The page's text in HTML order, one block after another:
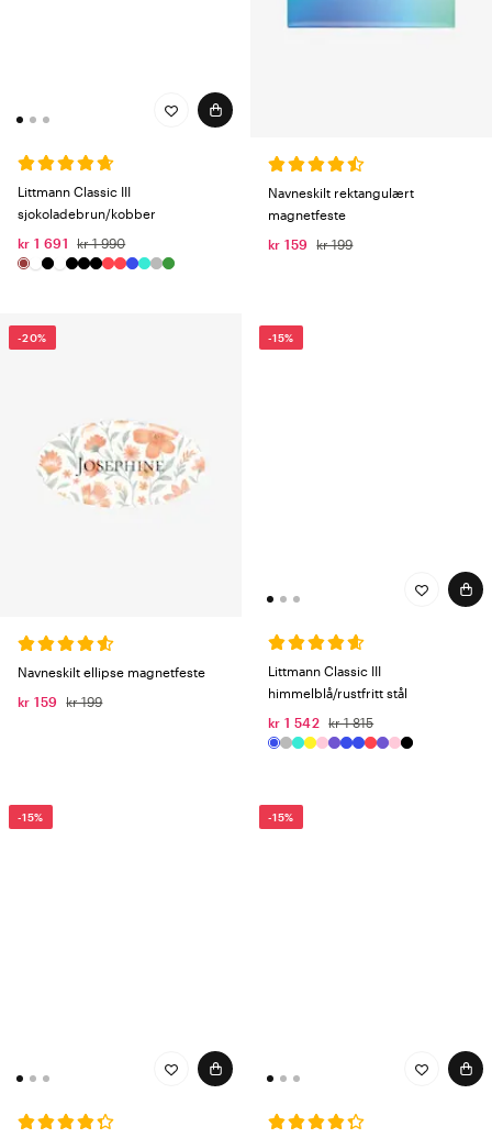
Littmann Classic III
sjokoladebrun/kobber
kr 1 691
kr 1 990
Navneskilt rektangulært
magnetfeste
kr 159
kr 199
-20%
Navneskilt ellipse magnetfeste
kr 159
kr 199
-15%
Littmann Classic III
himmelblå/rustfritt stål
kr 1 542 kr 1 815
-15% -15%